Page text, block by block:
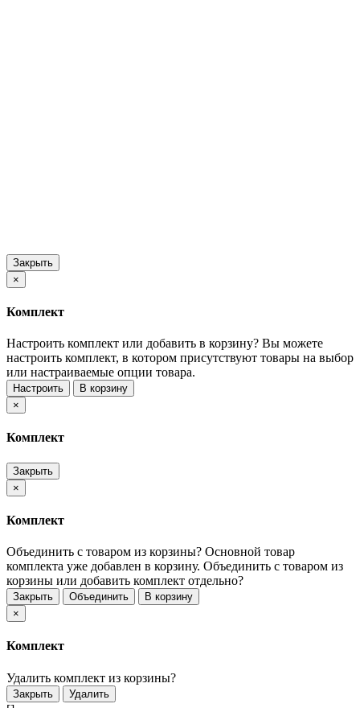
Закрыть
×
Комплект
Настроить комплект или добавить в корзину? Вы можете
настроить комплект, в котором присутствуют товары на выбор
или настраиваемые опции товара.
Настроить
В корзину
×
Комплект
Закрыть
×
Комплект
Объединить с товаром из корзины? Основной товар
комплекта уже добавлен в корзину. Объединить с товаром из
корзины или добавить комплект отдельно?
Закрыть Объединить
В корзину
×
Комплект
Удалить комплект из корзины?
Закрыть Удалить